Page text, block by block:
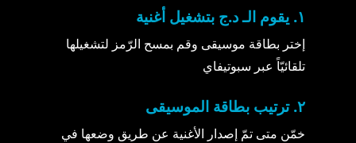
١. يقوم الـ د.ج بتشغيل أغنية
إختر بطاقة موسيقى وقم بمسح الرّمز لتشغيلها
تلقائيّاً عبر سبوتيفاي
٢. ترتيب بطاقة الموسيقى
خمّن متى تمّ إصدار الأغنية عن طريق وضعها في